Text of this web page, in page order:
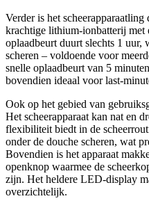
Verder is het
krachtige lithium-ionbatterij met
oplaadbeurt duurt slechts 1 uur,
scheren – voldoende voor
snelle oplaadbeurt van 5
bovendien ideaal voor last-
Ook op het gebied van
Het scheerapparaat kan nat en
flexibiliteit biedt in de
onder de douche scheren, wat
Bovendien is het apparaat
openknop waarmee de
zijn. Het heldere LED-display
overzichtelijk.